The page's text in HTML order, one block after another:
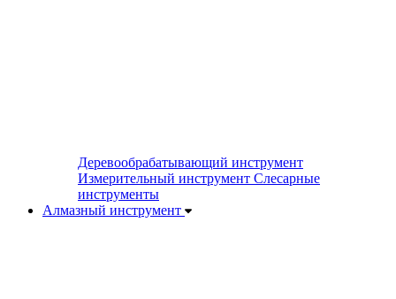
Деревообрабатывающий инструмент
Измерительный инструмент Слесарные
инструменты
Алмазный инструмент